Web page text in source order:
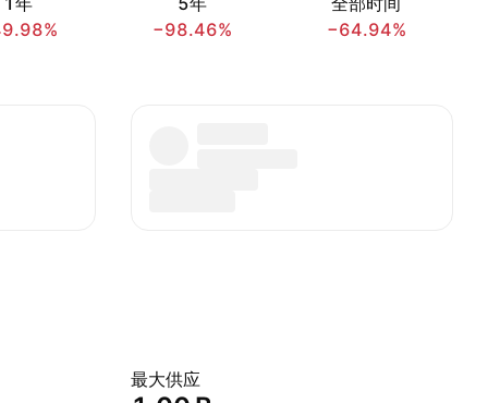
−98.46%
−64.94%
最大供应